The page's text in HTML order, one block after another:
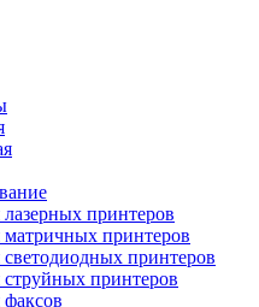
принтеров
принтеров
принтеров
принтеров